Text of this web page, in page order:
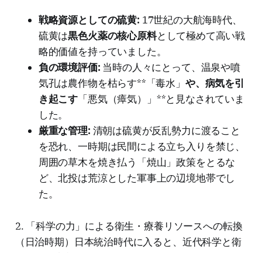
戦略資源としての硫黄: 17世紀の大航海時代、
硫黄は黒色火薬の核心原料として極めて高い戦
略的価値を持っていました。
負の環境評価: 当時の人々にとって、温泉や噴
気孔は農作物を枯らす**「毒水」 や、病気を引
き起こす 「悪気（瘴気）」**と見なされていま
した。
厳重な管理: 清朝は硫黄が反乱勢力に渡ること
を恐れ、一時期は民間による立ち入りを禁じ、
周囲の草木を焼き払う「焼山」政策をとるな
ど、北投は荒涼とした軍事上の辺境地帯でし
た。
2. 「科学の力」による衛生・療養リソースへの転換
（日治時期）日本統治時代に入ると、近代科学と衛